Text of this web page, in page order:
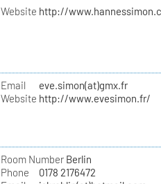
Website http://
Email
eve.simon(at)gmx.fr
Website http://www.evesimon.fr/
Room NumberBerlin
Phone
0178 2176472